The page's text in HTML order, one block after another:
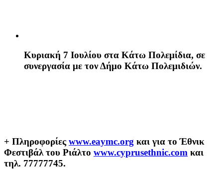
Κυριακή 7 Ιουλίου στα Κάτω Πολεμίδια, σε
συνεργασία με τον Δήμο Κάτω Πολεμιδιών.
+ Πληροφορίες www.eaymc.org και για το Έθνικ
Φεστιβάλ του Ριάλτο www.cyprusethnic.com και
τηλ. 77777745.